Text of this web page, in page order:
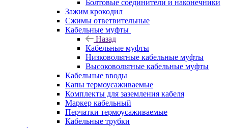
Болтовые соединители и наконечники
Зажим крокодил
Сжимы ответвительные
Кабельные муфты
Назад
Кабельные муфты
Низковольтные кабельные муфты
Высоковольтные кабельные муфты
Кабельные вводы
Капы термоусаживаемые
Комплекты для заземления кабеля
Маркер кабельный
Перчатки термоусаживаемые
Кабельные трубки